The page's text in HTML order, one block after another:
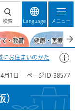
検索 Language メニュー
て・教育 健康・医療・
にお住まいのかた
月1日 ページID 38577
）